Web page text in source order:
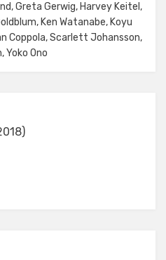
,Greta Gerwig, Harvey Keitel ,
, Ken Watanabe, Koyu
Coppola,Scarlett Johansson,
,Yoko Ono